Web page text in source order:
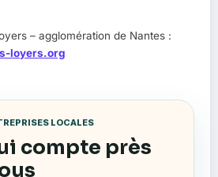
– agglomération de Nantes :
loyers.org
LOCALES
compte près